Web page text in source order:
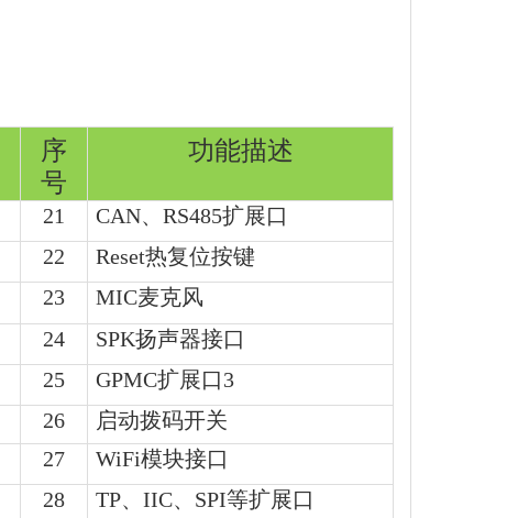
序
号
功能描述
21
CAN、RS485扩展口
22
Reset热复位按键
23
MIC麦克风
24
SPK扬声器接口
25
GPMC扩展口3
26
启动拨码开关
27
WiFi模块接口
28
TP、IIC、SPI等扩展口